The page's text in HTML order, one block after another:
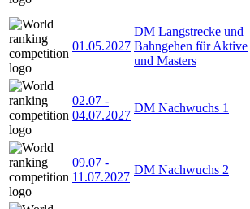
01.05.2027
DM Langstrecke und
Bahngehen für Aktive
und Masters
02.07 -
04.07.2027
DM Nachwuchs 1
09.07 -
11.07.2027
DM Nachwuchs 2